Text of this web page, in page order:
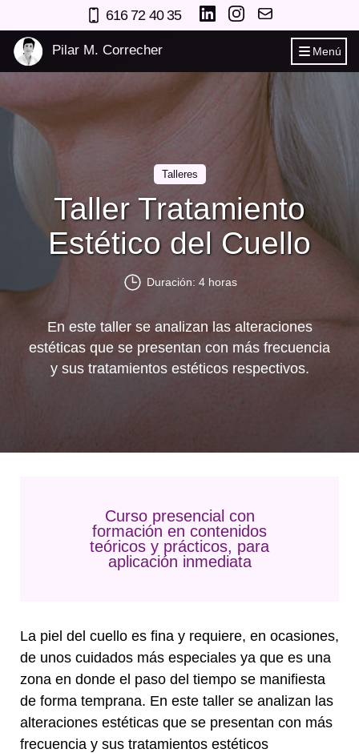
616 72 40 35
Pilar M. Correcher Menú
Talleres
Taller Tratamiento
Estético del Cuello
Duración: 4 horas
En este taller se analizan las alteraciones
estéticas que se presentan con más frecuencia
y sus tratamientos estéticos respectivos.
Curso presencial con
formación en contenidos
teóricos y prácticos, para
aplicación inmediata
La piel del cuello es fina y requiere, en ocasiones,
de unos cuidados más especiales ya que es una
zona en donde el paso del tiempo se manifiesta
de forma temprana. En este taller se analizan las
alteraciones estéticas que se presentan con más
frecuencia y sus tratamientos estéticos